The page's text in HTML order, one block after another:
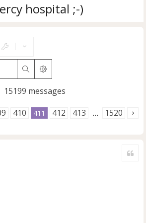
hospital ;-)
RechercherRecherche avancée
15199 messages
410 411 412 413 … 1520